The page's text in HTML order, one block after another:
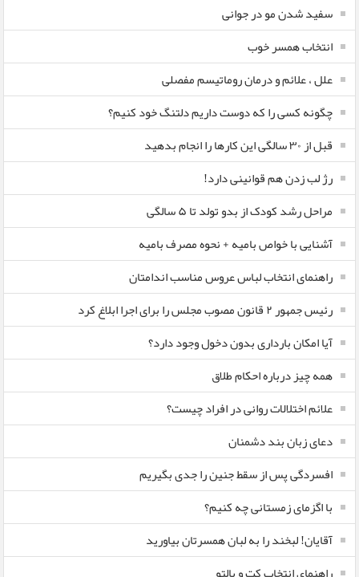
سفید شدن مو در جوانی
انتخاب همسر خوب
علل ، علائم و درمان روماتیسم مفصلی
چگونه کسی را که دوست داریم دلتنگ خود کنیم؟
قبل از ۳۰ سالگی این کارها را انجام بدهید
رژ لب زدن هم قوانینی دارد!
مراحل رشد کودک از بدو تولد تا ۵ سالگی
آشنایی با خواص بامیه + نحوه مصرف بامیه
راهنمای انتخاب لباس عروس مناسب اندامتان
رئیس جمهور ۲ قانون مصوب مجلس را برای اجرا ابلاغ کرد
آیا امکان بارداری بدون دخول وجود دارد؟
همه چیز درباره احکام طلاق
علائم اختلالات روانی در افراد چیست؟
دعای زبان بند دشمنان
افسردگی پس از سقط جنین را جدی بگیریم
با اگزمای زمستانی چه کنیم؟
آقایان! لبخند را به لبان همسرتان بیاورید